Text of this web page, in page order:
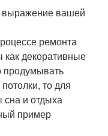
выражение вашей
ремонта
как декоративные
продумывать
то для
и отдыха
пример